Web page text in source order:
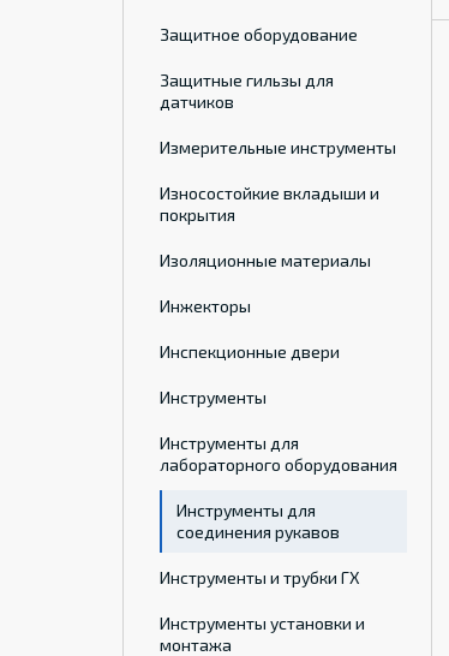
Защитное оборудование
Защитные гильзы для
датчиков
Измерительные инструменты
Износостойкие вкладыши и
покрытия
Изоляционные материалы
Инжекторы
Инспекционные двери
Инструменты
Инструменты для
лабораторного оборудования
Инструменты для
соединения рукавов
Инструменты и трубки ГХ
Инструменты установки и
монтажа